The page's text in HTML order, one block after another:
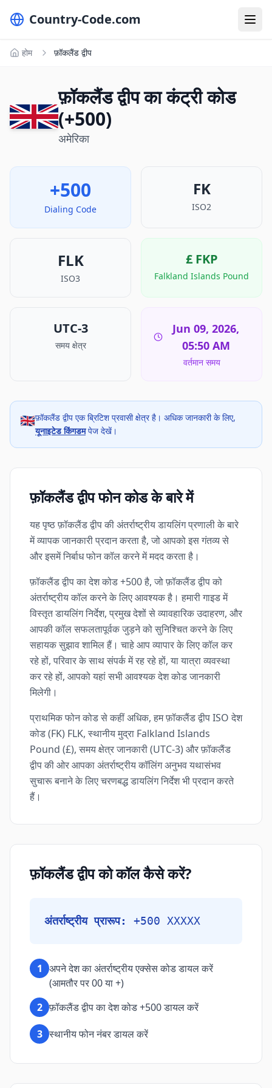
Country-Code.com
होम फ़ॉकलैंड द्वीप
फ़ॉकलैंड द्वीप का कंट्री कोड
(+500)
अमेरिका
+500
Dialing Code
FK
ISO2
FLK
ISO3
£ FKP
Falkland Islands Pound
UTC-3
समय क्षेत्र
Jun 09, 2026,
05:50 AM
वर्तमान समय
🇬🇧फ़ॉकलैंड द्वीप एक ब्रिटिश प्रवासी क्षेत्र है। अधिक जानकारी के लिए,
यूनाइटेड किंगडमपेज देखें।
फ़ॉकलैंड द्वीप फोन कोड के बारे में
यह पृष्ठ फ़ॉकलैंड द्वीप की अंतर्राष्ट्रीय डायलिंग प्रणाली के बारे
में व्यापक जानकारी प्रदान करता है, जो आपको इस गंतव्य से
और इसमें निर्बाध फोन कॉल करने में मदद करता है।
फ़ॉकलैंड द्वीप का देश कोड +500 है, जो फ़ॉकलैंड द्वीप को
अंतर्राष्ट्रीय कॉल करने के लिए आवश्यक है। हमारी गाइड में
विस्तृत डायलिंग निर्देश, प्रमुख देशों से व्यावहारिक उदाहरण, और
आपकी कॉल सफलतापूर्वक जुड़ने को सुनिश्चित करने के लिए
सहायक सुझाव शामिल हैं। चाहे आप व्यापार के लिए कॉल कर
रहे हों, परिवार के साथ संपर्क में रह रहे हों, या यात्रा व्यवस्था
कर रहे हों, आपको यहां सभी आवश्यक देश कोड जानकारी
मिलेगी।
प्राथमिक फोन कोड से कहीं अधिक, हम फ़ॉकलैंड द्वीप ISO देश
कोड (FK) FLK, स्थानीय मुद्रा Falkland Islands
Pound (£), समय क्षेत्र जानकारी (UTC-3) और फ़ॉकलैंड
द्वीप की ओर आपका अंतर्राष्ट्रीय कॉलिंग अनुभव यथासंभव
सुचारू बनाने के लिए चरणबद्ध डायलिंग निर्देश भी प्रदान करते
हैं।
फ़ॉकलैंड द्वीप को कॉल कैसे करें?
अंतर्राष्ट्रीय प्रारूप: +500 XXXXX
1 अपने देश का अंतर्राष्ट्रीय एक्सेस कोड डायल करें
(आमतौर पर 00 या +)
2 फ़ॉकलैंड द्वीप का देश कोड +500 डायल करें
3 स्थानीय फोन नंबर डायल करें